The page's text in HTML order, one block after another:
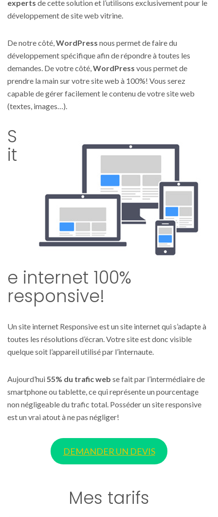
experts de cette solution et l’utilisons exclusivement pour le
développement de site web vitrine.
De notre côté, WordPress nous permet de faire du
développement spécifique afin de répondre à toutes les
demandes. De votre côté, WordPress vous permet de
prendre la main sur votre site web à 100%! Vous serez
capable de gérer facilement le contenu de votre site web
(textes, images…).
S
it
e internet 100%
responsive!
Un site internet Responsive est un site internet qui s’adapte à
toutes les résolutions d’écran. Votre site est donc visible
quelque soit l’appareil utilisé par l’internaute.
Aujourd’hui 55% du trafic web se fait par l’intermédiaire de
smartphone ou tablette, ce qui représente un pourcentage
non négligeable du trafic total. Posséder un site responsive
est un vrai atout à ne pas négliger!
DEMANDER UN DEVIS
Mes tarifs